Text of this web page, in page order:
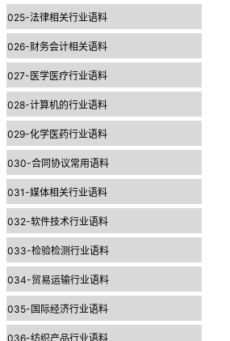
025-法律相关行业语料
026-财务会计相关语料
027-医学医疗行业语料
028-计算机的行业语料
029-化学医药行业语料
030-合同协议常用语料
031-媒体相关行业语料
032-软件技术行业语料
033-检验检测行业语料
034-贸易运输行业语料
035-国际经济行业语料
036-纺织产品行业语料